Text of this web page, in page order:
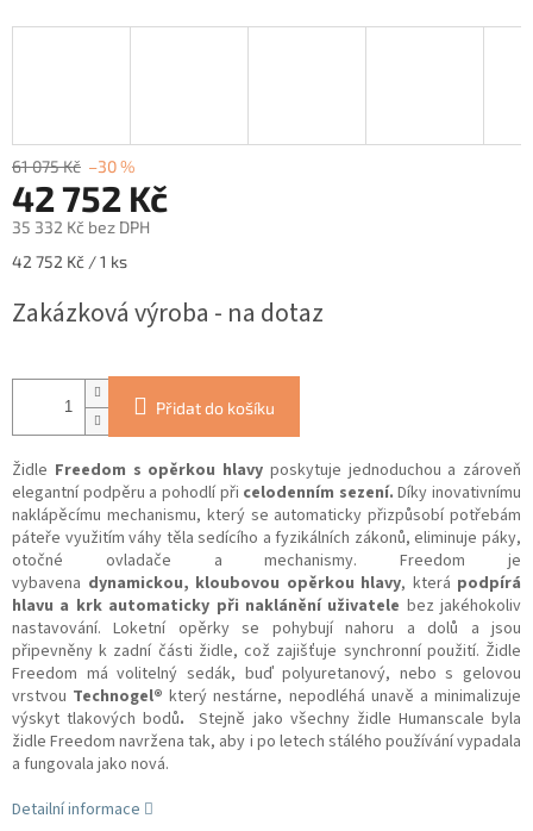
61 075 Kč –30 %
42 752 Kč
35 332 Kč bez DPH
Měrná
42 752 Kč / 1 ks
Zakázková výroba - na dotaz
Přidat do košíku
Židle Freedom s opěrkou hlavy poskytuje jednoduchou a zároveň
elegantní podpěru a pohodlí při celodenním sezení. Díky inovativnímu
naklápěcímu mechanismu, který se automaticky přizpůsobí potřebám
páteře využitím váhy těla sedícího a fyzikálních zákonů, eliminuje páky,
otočné ovladače a mechanismy. Freedom je
vybavena dynamickou, kloubovou opěrkou hlavy, která podpírá
hlavu a krk automaticky při naklánění uživatele bez jakéhokoliv
nastavování. Loketní opěrky se pohybují nahoru a dolů a jsou
připevněny k zadní části židle, což zajišťuje synchronní použití. Židle
Freedom má volitelný sedák, buď polyuretanový, nebo s gelovou
vrstvou Technogel® který nestárne, nepodléhá unavě a minimalizuje
výskyt tlakových bodů.
Stejně jako všechny židle Humanscale byla
židle Freedom navržena tak, aby i po letech stálého používání vypadala
a fungovala jako nová.
Detailní informace